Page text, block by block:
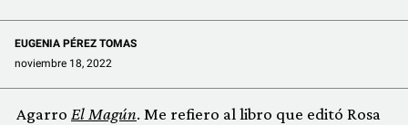
EUGENIA PÉREZ TOMAS
noviembre 18, 2022
Agarro El Magún. Me refiero al libro que editó Rosa